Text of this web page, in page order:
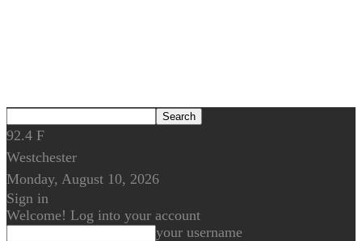
92.4 F
Westchester
Monday, August 10, 2026
Sign in
Welcome! Log into your account
your username